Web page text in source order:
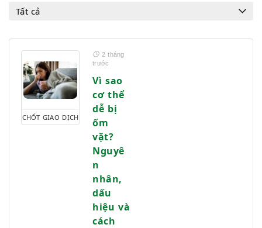
Bổ thận tráng dương
Cảm lạnh - Cảm cúm
Cẳng thẳng
Cây thuốc quanh ta (Dược Liệu)
Chăm sóc - bảo vệ xương khớp
Chán ăn
Chấn thương - Máu bầm
Đau bụng kinh
Dấu hiệu phụ khoa
Đau nhức xương khớp
Tất cả
CHỐT GIAO DỊCH
2 tháng
trước
Vì sao
cơ thể
dễ bị
ốm
vặt?
Nguyê
n
nhân,
dấu
hiệu và
cách